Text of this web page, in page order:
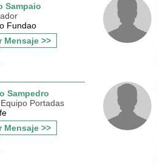
Sampaio
Fundao
Mensaje >>
Sampedro
Portadas
Mensaje >>